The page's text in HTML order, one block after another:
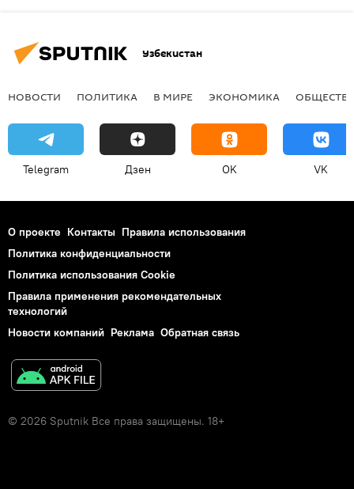
Узбекистан
НОВОСТИ ПОЛИТИКА В МИРЕ ЭКОНОМИКА
Telegram Дзен OK VK
О проекте Контакты Правила использования
Политика конфиденциальности
Политика использования Cookie
Правила применения рекомендательных
технологий
Новости компаний Реклама Обратная связь
© 2026 Sputnik Все права защищены. 18+